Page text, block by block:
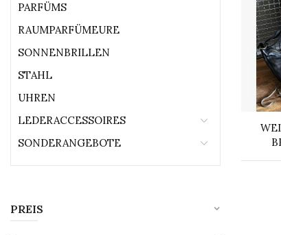
PARFÜMS
RAUMPARFÜMEURE
SONNENBRILLEN
STAHL
UHREN
LEDERACCESSOIRES
SONDERANGEBOTE
PREIS